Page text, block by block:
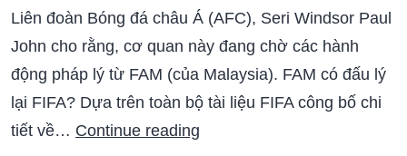
Liên đoàn Bóng đá châu Á (AFC), Seri Windsor Paul
John cho rằng, cơ quan này đang chờ các hành
động pháp lý từ FAM (của Malaysia). FAM có đấu lý
lại FIFA? Dựa trên toàn bộ tài liệu FIFA công bố chi
tiết về… Continue reading